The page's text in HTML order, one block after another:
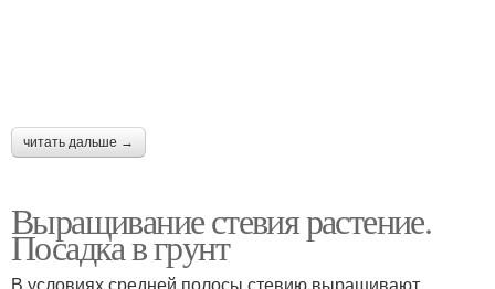
читать дальше →
Выращивание стевия растение.
Посадка в грунт
В условиях средней полосы стевию выращивают